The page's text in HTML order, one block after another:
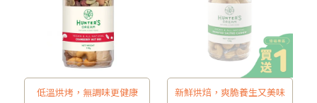
低溫烘烤，無調味更健康 新鮮烘焙，爽脆養生又美味